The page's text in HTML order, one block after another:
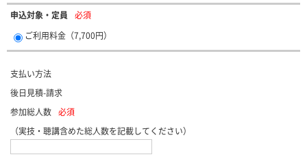
申込対象・定員
必須
ご利用料金（7,700円）
支払い方法
後日見積-請求
参加総人数 必須
（実技・聴講含めた総人数を記載してください）